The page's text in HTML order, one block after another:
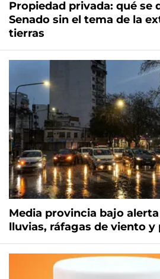
Propiedad privada: qué se
Senado sin el tema de la
tierras
Media provincia bajo
lluvias, ráfagas de viento y